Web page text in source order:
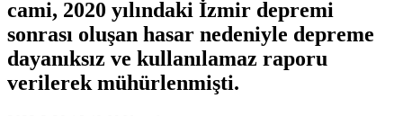
cami, 2020 yılındaki İzmir depremi
sonrası oluşan hasar nedeniyle depreme
dayanıksız ve kullanılamaz raporu
verilerek mühürlenmişti.